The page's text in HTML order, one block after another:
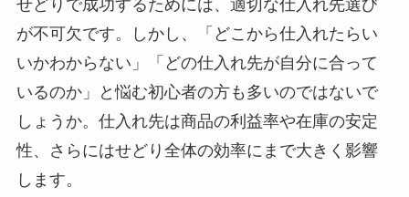
せどりで成功するためには、適切な仕入れ先選び
が不可欠です。しかし、「どこから仕入れたらい
いかわからない」「どの仕入れ先が自分に合って
いるのか」と悩む初心者の方も多いのではないで
しょうか。仕入れ先は商品の利益率や在庫の安定
性、さらにはせどり全体の効率にまで大きく影響
します。